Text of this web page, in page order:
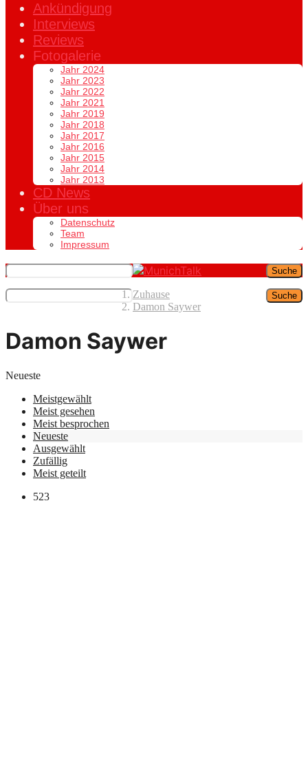
Ankündigung
Interviews
Reviews
Fotogalerie
Jahr 2024
Jahr 2023
Jahr 2022
Jahr 2021
Jahr 2019
Jahr 2018
Jahr 2017
Jahr 2016
Jahr 2015
Jahr 2014
Jahr 2013
CD News
Über uns
Datenschutz
Team
Impressum
Suche
Suche
Zuhause
Damon Saywer
Damon Saywer
Neueste
Meistgewählt
Meist gesehen
Meist besprochen
Neueste
Ausgewählt
Zufällig
Meist geteilt
523